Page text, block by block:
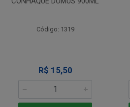
Código: 1319
R$ 15,50